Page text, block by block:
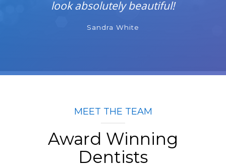
look absolutely beautiful!
Sandra White
MEET THE TEAM
Award Winning
Dentists